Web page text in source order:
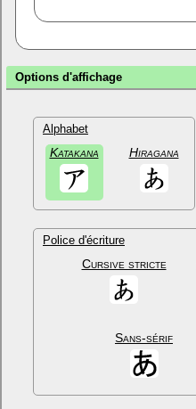
Options d'affichage
Alphabet
Katakana Hiragana
Police d'écriture
Cursive stricte
Sans-sérif